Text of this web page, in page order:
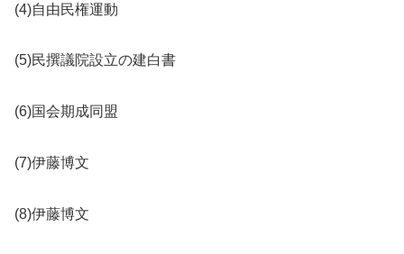
(4)自由民権運動
(5)民撰議院設立の建白書
(6)国会期成同盟
(7)伊藤博文
(8)伊藤博文